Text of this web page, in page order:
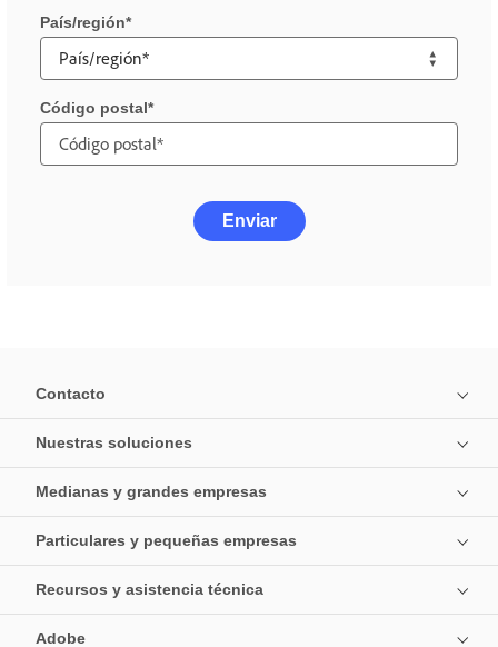
País/región
Código postal
Enviar
Contacto
Nuestras soluciones
Medianas y grandes empresas
Particulares y pequeñas empresas
Recursos y asistencia técnica
Adobe